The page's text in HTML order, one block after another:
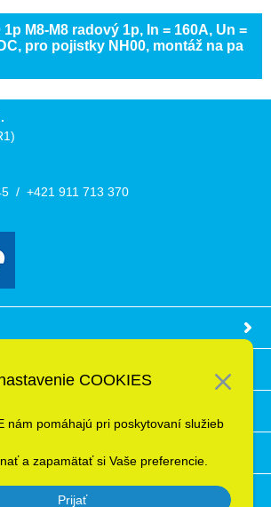
COOKIES
nám pomáhajú pri poskytovaní služieb
a zapamätať si Vaše preferencie.
Prijať
M8-M8 radový 1p, In = 160A, Un =
pro pojistky NH00, montáž na pa
/ +421 911 713 370